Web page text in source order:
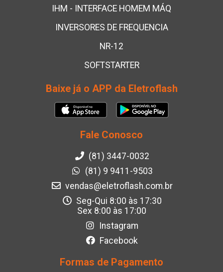
IHM - INTERFACE HOMEM MÁQ
INVERSORES DE FREQUENCIA
NR-12
SOFTSTARTER
Baixe já o APP da Eletroflash
Fale Conosco
(81) 3447-0032
(81) 9 9411-9503
vendas@eletroflash.com.br
Seg-Qui 8:00 às 17:30
Sex 8:00 às 17:00
Instagram
Facebook
Formas de Pagamento